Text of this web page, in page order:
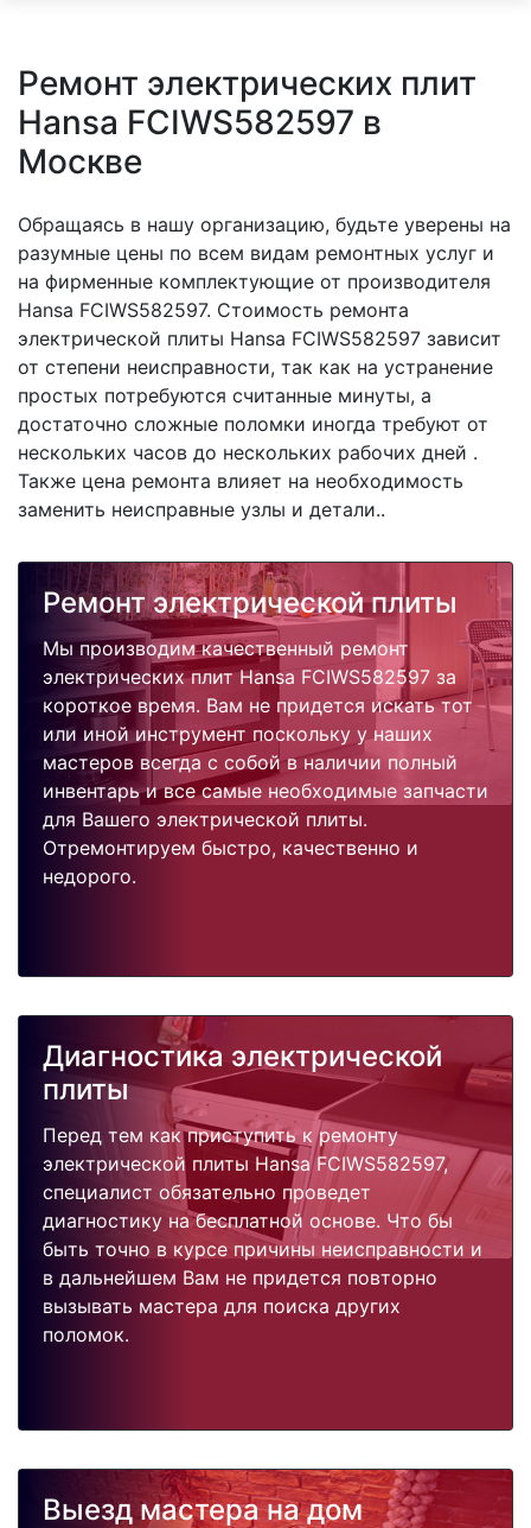
Ремонт электрических плит
Hansa FCIWS582597 в
Москве
Обращаясь в нашу организацию, будьте уверены на
разумные цены по всем видам ремонтных услуг и
на фирменные комплектующие от производителя
Hansa FCIWS582597. Стоимость ремонта
электрической плиты Hansa FCIWS582597 зависит
от степени неисправности, так как на устранение
простых потребуются считанные минуты, а
достаточно сложные поломки иногда требуют от
нескольких часов до нескольких рабочих дней .
Также цена ремонта влияет на необходимость
заменить неисправные узлы и детали..
Ремонт электрической плиты
Мы производим качественный ремонт
электрических плит Hansa FCIWS582597 за
короткое время. Вам не придется искать тот
или иной инструмент поскольку у наших
мастеров всегда с собой в наличии полный
инвентарь и все самые необходимые запчасти
для Вашего электрической плиты.
Отремонтируем быстро, качественно и
недорого.
Диагностика электрической
плиты
Перед тем как приступить к ремонту
электрической плиты Hansa FCIWS582597,
специалист обязательно проведет
диагностику на бесплатной основе. Что бы
быть точно в курсе причины неисправности и
в дальнейшем Вам не придется повторно
вызывать мастера для поиска других
поломок.
Выезд мастера на дом